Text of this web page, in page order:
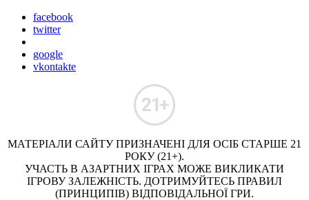
facebook
twitter
google
vkontakte
МАТЕРІАЛИ САЙТУ ПРИЗНАЧЕНІ ДЛЯ ОСІБ СТАРШЕ 21
РОКУ (21+).
УЧАСТЬ В АЗАРТНИХ ІГРАХ МОЖЕ ВИКЛИКАТИ
ІГРОВУ ЗАЛЕЖНІСТЬ. ДОТРИМУЙТЕСЬ ПРАВИЛ
(ПРИНЦИПІВ) ВІДПОВІДАЛЬНОЇ ГРИ.